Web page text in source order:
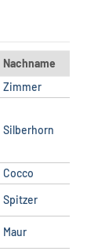
Nachname
Zimmer
Silberhorn
Cocco
Spitzer
Maur